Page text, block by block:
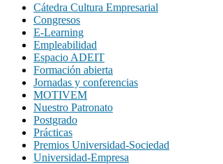
Cátedra Cultura Empresarial
Congresos
E-Learning
Empleabilidad
Espacio ADEIT
Formación abierta
Jornadas y conferencias
MOTIVEM
Nuestro Patronato
Postgrado
Prácticas
Premios Universidad-Sociedad
Universidad-Empresa